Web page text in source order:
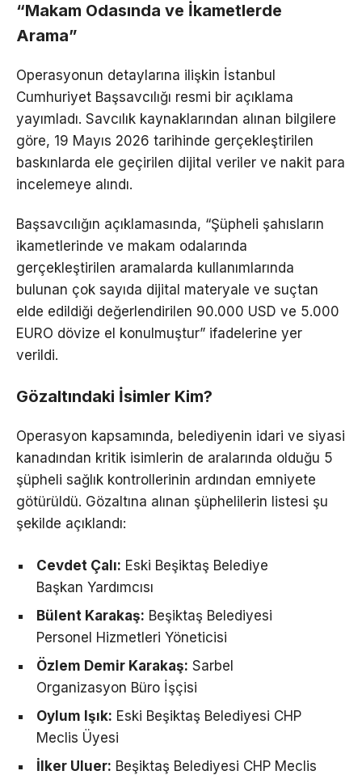
“Makam Odasında ve İkametlerde
Arama”
Operasyonun detaylarına ilişkin İstanbul
Cumhuriyet Başsavcılığı resmi bir açıklama
yayımladı. Savcılık kaynaklarından alınan bilgilere
göre, 19 Mayıs 2026 tarihinde gerçekleştirilen
baskınlarda ele geçirilen dijital veriler ve nakit para
incelemeye alındı.
Başsavcılığın açıklamasında, “Şüpheli şahısların
ikametlerinde ve makam odalarında
gerçekleştirilen aramalarda kullanımlarında
bulunan çok sayıda dijital materyale ve suçtan
elde edildiği değerlendirilen 90.000 USD ve 5.000
EURO dövize el konulmuştur” ifadelerine yer
verildi.
Gözaltındaki İsimler Kim?
Operasyon kapsamında, belediyenin idari ve siyasi
kanadından kritik isimlerin de aralarında olduğu 5
şüpheli sağlık kontrollerinin ardından emniyete
götürüldü. Gözaltına alınan şüphelilerin listesi şu
şekilde açıklandı:
Cevdet Çalı: Eski Beşiktaş Belediye
Başkan Yardımcısı
Bülent Karakaş: Beşiktaş Belediyesi
Personel Hizmetleri Yöneticisi
Özlem Demir Karakaş: Sarbel
Organizasyon Büro İşçisi
Oylum Işık: Eski Beşiktaş Belediyesi CHP
Meclis Üyesi
İlker Uluer: Beşiktaş Belediyesi CHP Meclis